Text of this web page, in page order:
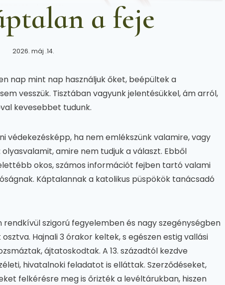
a feje
2026. máj .14.
nap mint nap használjuk őket, beépültek a
vesszük. Tisztában vagyunk jelentésükkel, ám arról,
kevesebbet tudunk.
védekezésképp, ha nem emlékszünk valamire, vagy
amire nem tudjuk a választ. Ebből
okos, számos információt fejben tartó valami
Káptalannak a katolikus püspökök tanácsadó
szigorú fegyelemben és nagy szegénységben
Hajnali 3 órakor keltek, s egészen estig vallási
ájtatoskodtak. A 13. századtól kezdve
hivatalnoki feladatot is elláttak. Szerződéseket,
felkérésre meg is őrizték a levéltárukban, hiszen